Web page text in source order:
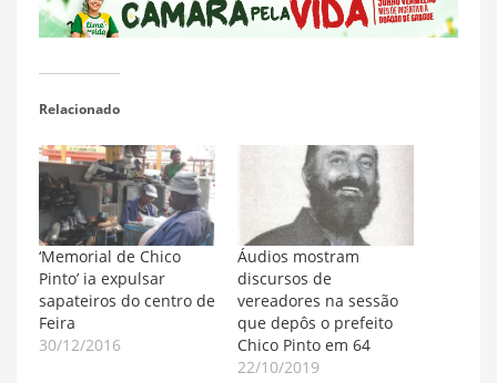
Relacionado
‘Memorial de Chico
Pinto’ ia expulsar
sapateiros do centro de
Feira
30/12/2016
Áudios mostram
discursos de
vereadores na sessão
que depôs o prefeito
Chico Pinto em 64
22/10/2019